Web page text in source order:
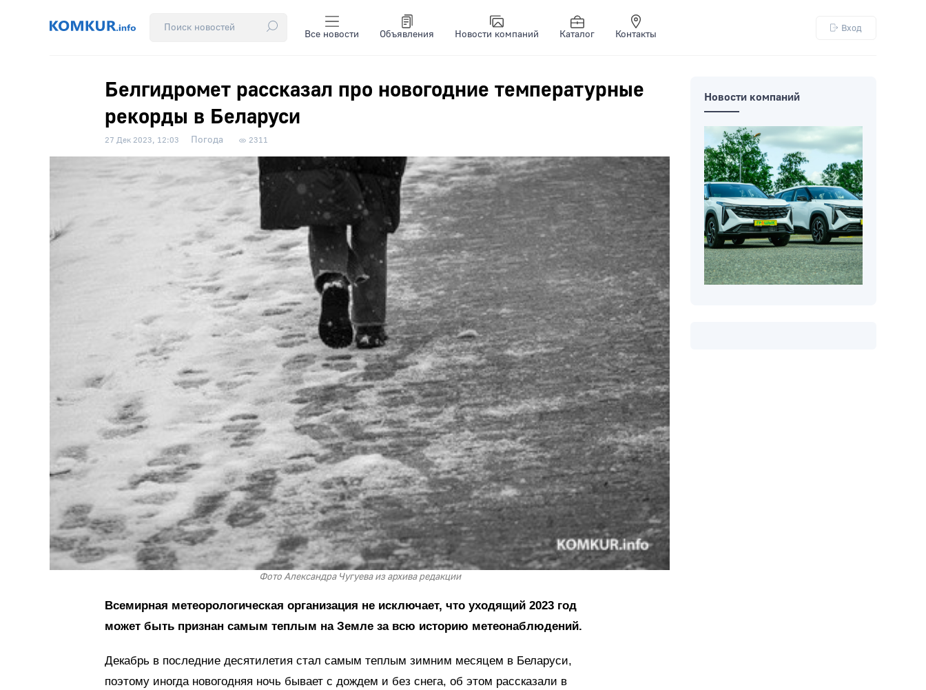
Все новости Объявления Новости компаний Каталог Контакты
Вход
Белгидромет рассказал про новогодние температурные
рекорды в Беларуси
27 Дек 2023, 12:03 Погода 2311
Фото Александра Чугуева из архива редакции
Всемирная метеорологическая организация не исключает, что уходящий 2023 год
может быть признан самым теплым на Земле за всю историю метеонаблюдений.
Декабрь в последние десятилетия стал самым теплым зимним месяцем в Беларуси,
поэтому иногда новогодняя ночь бывает с дождем и без снега, об этом рассказали в
Новости компаний